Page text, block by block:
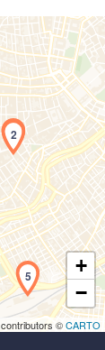
2
3
5
+
−
contributors ©CARTO